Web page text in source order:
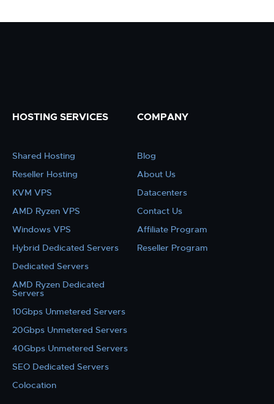
HOSTING SERVICES
Shared Hosting
Reseller Hosting
KVM VPS
AMD Ryzen VPS
Windows VPS
Hybrid Dedicated Servers
Dedicated Servers
AMD Ryzen Dedicated
Servers
10Gbps Unmetered Servers
20Gbps Unmetered Servers
40Gbps Unmetered Servers
SEO Dedicated Servers
Colocation
COMPANY
Blog
About Us
Datacenters
Contact Us
Affiliate Program
Reseller Program